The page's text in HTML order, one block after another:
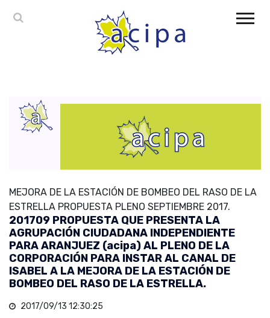
MEJORA DE LA ESTACIÓN DE BOMBEO DEL RASO DE LA
ESTRELLA PROPUESTA PLENO SEPTIEMBRE 2017.
201709 PROPUESTA QUE PRESENTA LA
AGRUPACIÓN CIUDADANA INDEPENDIENTE
PARA ARANJUEZ (acipa) AL PLENO DE LA
CORPORACIÓN PARA INSTAR AL CANAL DE
ISABEL A LA MEJORA DE LA ESTACIÓN DE
BOMBEO DEL RASO DE LA ESTRELLA.
2017/09/13 12:30:25